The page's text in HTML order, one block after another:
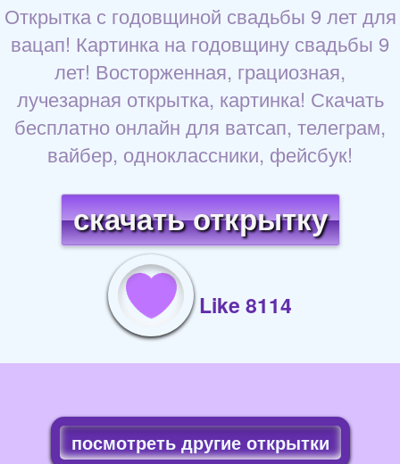
Открытка с годовщиной свадьбы 9 лет для
вацап! Картинка на годовщину свадьбы 9
лет! Восторженная, грациозная,
лучезарная открытка, картинка! Скачать
бесплатно онлайн для ватсап, телеграм,
вайбер, одноклассники, фейсбук!
скачать открытку
Like 8114
посмотреть другие открытки